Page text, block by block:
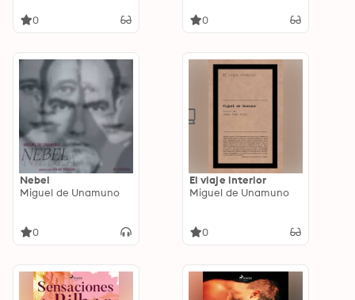
0
Description:
0
Nebel
Miguel de Unamuno
0
El viaje interior
Miguel de Unamuno
0